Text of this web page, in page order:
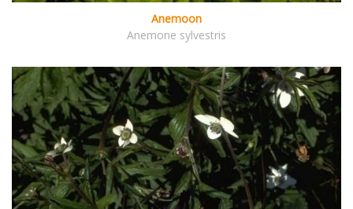
Anemoon
Anemone sylvestris